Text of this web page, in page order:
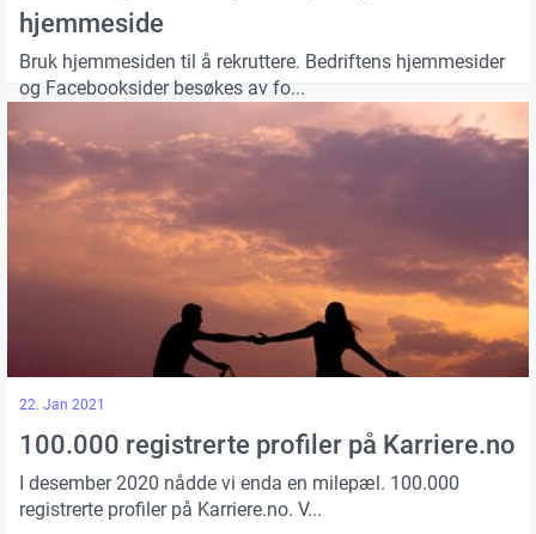
hjemmeside
Bruk hjemmesiden til å rekruttere. Bedriftens hjemmesider
og Facebooksider besøkes av fo...
22. Jan 2021
100.000 registrerte profiler på Karriere.no
I desember 2020 nådde vi enda en milepæl. 100.000
registrerte profiler på Karriere.no. V...